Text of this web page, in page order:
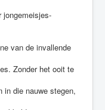
jongemeisjes-
van de invallende
Zonder het ooit te
in die nauwe stegen,